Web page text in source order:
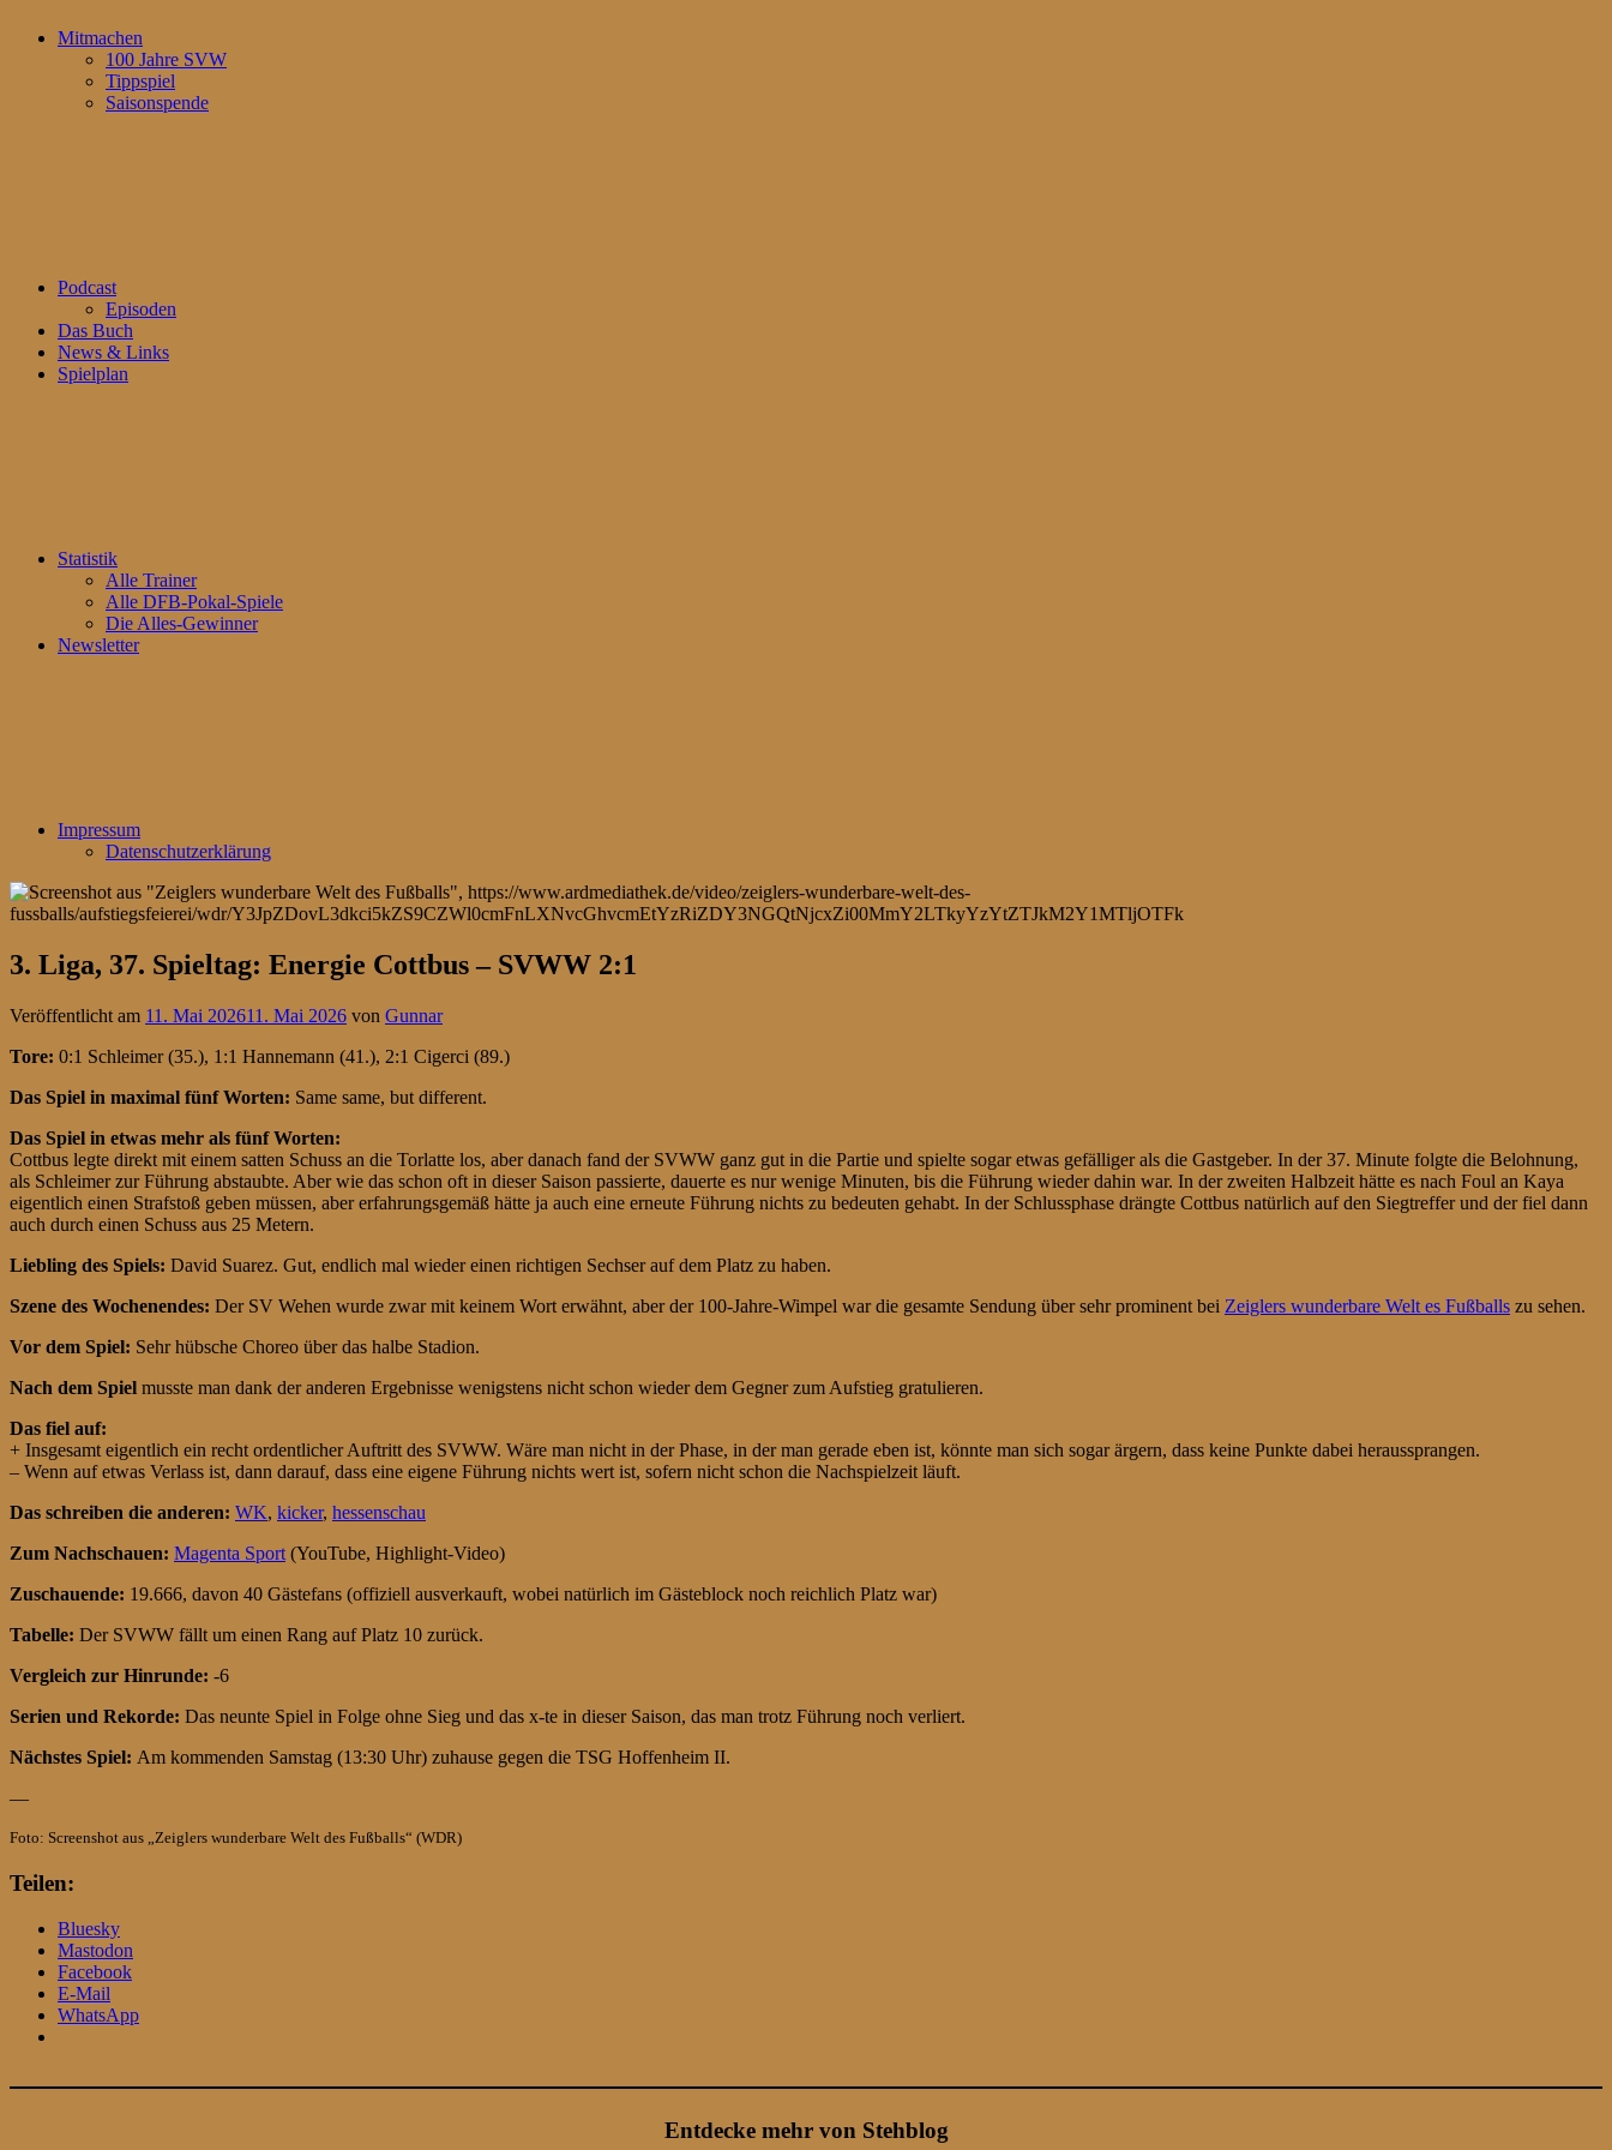
Mitmachen
100 Jahre SVW
Tippspiel
Saisonspende
Podcast
Episoden
Das Buch
News & Links
Spielplan
Statistik
Alle Trainer
Alle DFB-Pokal-Spiele
Die Alles-Gewinner
Newsletter
Impressum
Datenschutzerklärung
3. Liga, 37. Spieltag: Energie Cottbus – SVWW 2:1
Veröffentlicht am 11. Mai 202611. Mai 2026 von Gunnar
Tore: 0:1 Schleimer (35.), 1:1 Hannemann (41.), 2:1 Cigerci (89.)
Das Spiel in maximal fünf Worten: Same same, but different.
Das Spiel in etwas mehr als fünf Worten:
Cottbus legte direkt mit einem satten Schuss an die Torlatte los, aber danach fand der SVWW ganz gut in die Partie und spielte sogar etwas gefälliger als die Gastgeber. In der 37. Minute folgte die Belohnung,
als Schleimer zur Führung abstaubte. Aber wie das schon oft in dieser Saison passierte, dauerte es nur wenige Minuten, bis die Führung wieder dahin war. In der zweiten Halbzeit hätte es nach Foul an Kaya
eigentlich einen Strafstoß geben müssen, aber erfahrungsgemäß hätte ja auch eine erneute Führung nichts zu bedeuten gehabt. In der Schlussphase drängte Cottbus natürlich auf den Siegtreffer und der fiel dann
auch durch einen Schuss aus 25 Metern.
Liebling des Spiels: David Suarez. Gut, endlich mal wieder einen richtigen Sechser auf dem Platz zu haben.
Szene des Wochenendes: Der SV Wehen wurde zwar mit keinem Wort erwähnt, aber der 100-Jahre-Wimpel war die gesamte Sendung über sehr prominent bei Zeiglers wunderbare Welt es Fußballs zu sehen.
Vor dem Spiel: Sehr hübsche Choreo über das halbe Stadion.
Nach dem Spiel musste man dank der anderen Ergebnisse wenigstens nicht schon wieder dem Gegner zum Aufstieg gratulieren.
Das fiel auf:
+ Insgesamt eigentlich ein recht ordentlicher Auftritt des SVWW. Wäre man nicht in der Phase, in der man gerade eben ist, könnte man sich sogar ärgern, dass keine Punkte dabei heraussprangen.
– Wenn auf etwas Verlass ist, dann darauf, dass eine eigene Führung nichts wert ist, sofern nicht schon die Nachspielzeit läuft.
Das schreiben die anderen: WK, kicker, hessenschau
Zum Nachschauen: Magenta Sport (YouTube, Highlight-Video)
Zuschauende: 19.666, davon 40 Gästefans (offiziell ausverkauft, wobei natürlich im Gästeblock noch reichlich Platz war)
Tabelle: Der SVWW fällt um einen Rang auf Platz 10 zurück.
Vergleich zur Hinrunde: -6
Serien und Rekorde: Das neunte Spiel in Folge ohne Sieg und das x-te in dieser Saison, das man trotz Führung noch verliert.
Nächstes Spiel: Am kommenden Samstag (13:30 Uhr) zuhause gegen die TSG Hoffenheim II.
—
Foto: Screenshot aus „Zeiglers wunderbare Welt des Fußballs“ (WDR)
Teilen:
Bluesky
Mastodon
Facebook
E-Mail
WhatsApp
Entdecke mehr von Stehblog